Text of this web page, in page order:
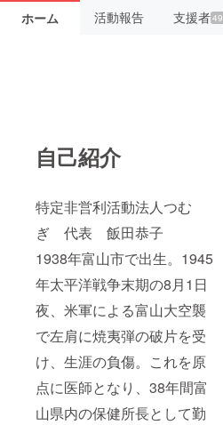
ホーム 活動報告 支援者49
自己紹介
特定非営利活動法人つむ
ぎ 代表 飯田恭子
1938年富山市で出生。1945
年太平洋戦争末期の8月1日
夜、米軍による富山大空襲
で左肩に焼夷弾の破片を受
け、生涯の負傷。これを原
点に医師となり、38年間富
山県内の保健所長として勤